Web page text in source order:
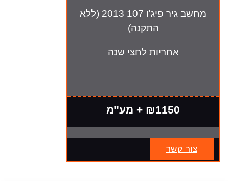
מחשב גיר פיג'ו 107 2013 (ללא
התקנה)
אחריות לחצי שנה
₪1150 + מע"מ
צור קשר